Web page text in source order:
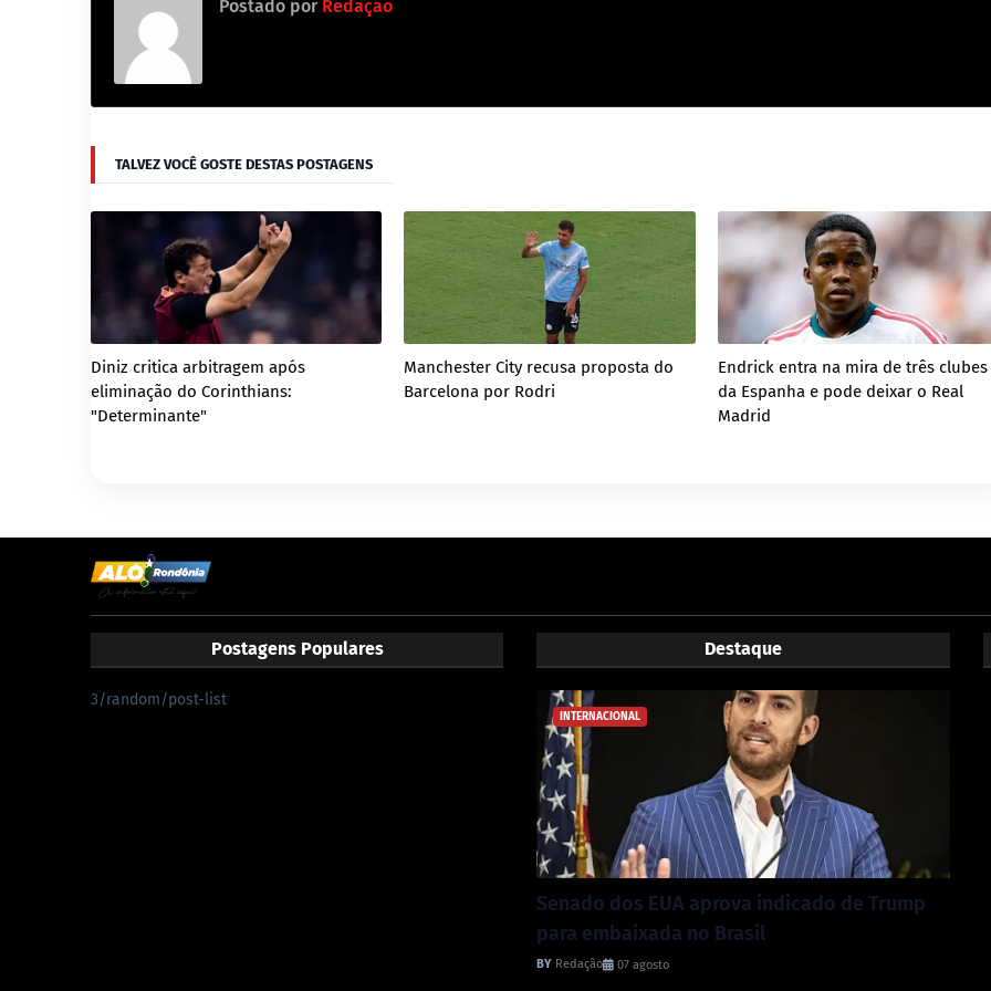
Postado por Redação
TALVEZ VOCÊ GOSTE DESTAS POSTAGENS
Diniz critica arbitragem após
eliminação do Corinthians:
"Determinante"
Manchester City recusa proposta do
Barcelona por Rodri
Endrick entra na mira de três clubes
da Espanha e pode deixar o Real
Madrid
Postagens Populares
3/random/post-list
Destaque
INTERNACIONAL
Senado dos EUA aprova indicado de Trump
para embaixada no Brasil
Redação 07 agosto